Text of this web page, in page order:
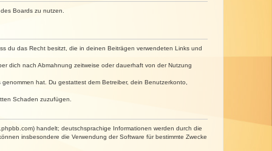
Boards zu nutzen.
du das Recht besitzt, die in deinen Beiträgen verwendeten Links und
dich nach Abmahnung zeitweise oder dauerhaft von der Nutzung
hat. Du gestattest dem Betreiber, dein Benutzerkonto,
Schaden zuzufügen.
handelt; deutschsprachige Informationen werden durch die
insbesondere die Verwendung der Software für bestimmte Zwecke